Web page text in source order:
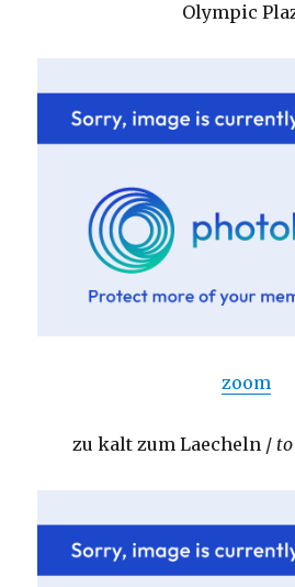
Olympic
zoom
zu kalt zum Laecheln /